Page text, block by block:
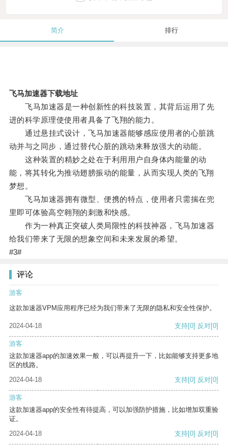
简介 排行
飞马加速器下载地址
飞马加速器是一种创新性的科技装置，其背后运用了先
进的科学原理使使用者具备了飞翔的能力。
通过悬挂式设计，飞马加速器能够感应使用者的心脏跳
动并与之同步，通过替代心脏的跳动来释放强大的动能。
这种装置的精妙之处在于利用用户自身体内能量的动
能，将其转化为推动翅膀振动的能量，从而实现人类的飞翔
梦想。
飞马加速器拥有微型、便携的特点，使用者只需揣在兜
里即可体验高空翱翔的刺激和快感。
作为一种真正突破人类局限性的科技神器，飞马加速器
给我们带来了无限的想象空间和未来发展的希望。
#3#
评论
游客
这款加速器VPM应用程序已经为我们带来了无限的隐私和安全性保护。
2024-04-18 支持[0] 反对[0]
游客
这款加速器app的加速效果一般，可以再提升一下，比如能够支持更多地
区的线路。
2024-04-18
支持[0] 反对[0]
游客
这款加速器app的安全性有待提高，可以加强防护措施，比如增加双重验
证。
2024-04-18
支持[0] 反对[0]